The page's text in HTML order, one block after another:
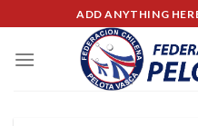
to
content
ADD ANYTHING